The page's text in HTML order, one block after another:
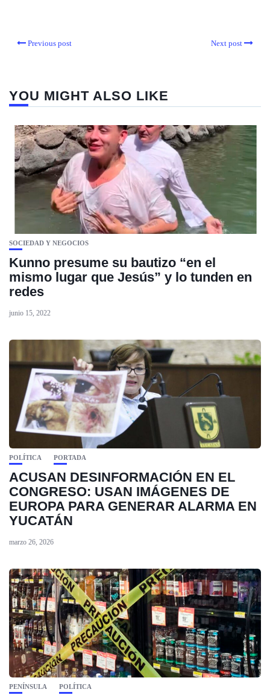
Previous post Next post
YOU MIGHT ALSO LIKE
SOCIEDAD Y NEGOCIOS
Kunno presume su bautizo “en el
mismo lugar que Jesús” y lo tunden en
redes
junio 15, 2022
POLÍTICA PORTADA
ACUSAN DESINFORMACIÓN EN EL
CONGRESO: USAN IMÁGENES DE
EUROPA PARA GENERAR ALARMA EN
YUCATÁN
marzo 26, 2026
PENÍNSULA POLÍTICA